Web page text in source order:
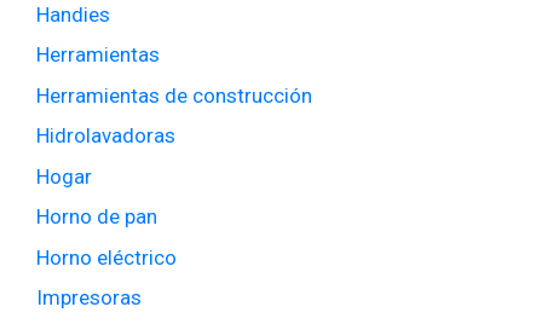
Handies
Herramientas
Herramientas de construcción
Hidrolavadoras
Hogar
Horno de pan
Horno eléctrico
Impresoras